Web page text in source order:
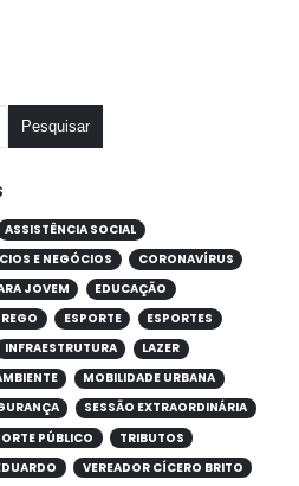
Pesquisar
ASSISTÊNCIA SOCIAL
E NEGÓCIOS
CORONAVÍRUS
JOVEM
EDUCAÇÃO
ESPORTE
ESPORTES
INFRAESTRUTURA
LAZER
MOBILIDADE URBANA
SESSÃO EXTRAORDINÁRIA
PÚBLICO
TRIBUTOS
VEREADOR CÍCERO BRITO